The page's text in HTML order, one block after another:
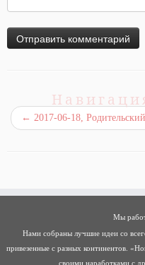
← 2017-06-18,
Мы
Нами собраны лучшие идеи со
привезенные с разных континентов.
своими наработками с